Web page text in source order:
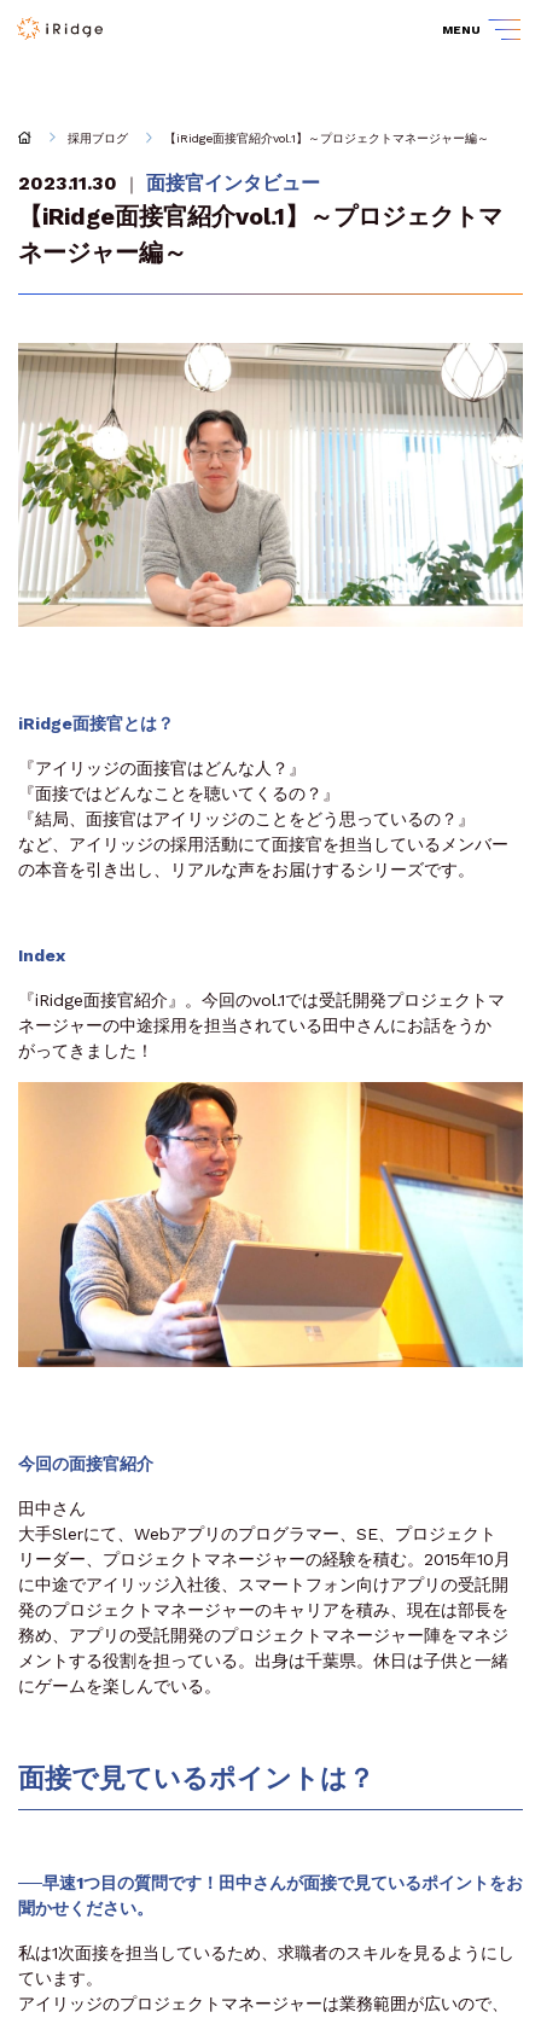
MENU
採用ブログ 【iRidge面接官紹介vol.1】～プロジェクトマネージャー編～
2023.11.30 ｜ 面接官インタビュー
【iRidge面接官紹介vol.1】～プロジェクトマ
ネージャー編～
iRidge面接官とは？
『アイリッジの面接官はどんな人？』
『面接ではどんなことを聴いてくるの？』
『結局、面接官はアイリッジのことをどう思っているの？』
など、アイリッジの採用活動にて面接官を担当しているメンバー
の本音を引き出し、リアルな声をお届けするシリーズです。
Index
『iRidge面接官紹介』。今回のvol.1では受託開発プロジェクトマ
ネージャーの中途採用を担当されている田中さんにお話をうか
がってきました！
今回の面接官紹介
田中さん
大手Slerにて、Webアプリのプログラマー、SE、プロジェクト
リーダー、プロジェクトマネージャーの経験を積む。2015年10月
に中途でアイリッジ入社後、スマートフォン向けアプリの受託開
発のプロジェクトマネージャーのキャリアを積み、現在は部長を
務め、アプリの受託開発のプロジェクトマネージャー陣をマネジ
メントする役割を担っている。出身は千葉県。休日は子供と一緒
にゲームを楽しんでいる。
面接で見ているポイントは？
──早速1つ目の質問です！田中さんが面接で見ているポイントをお
聞かせください。
私は1次面接を担当しているため、求職者のスキルを見るようにし
ています。
アイリッジのプロジェクトマネージャーは業務範囲が広いので、